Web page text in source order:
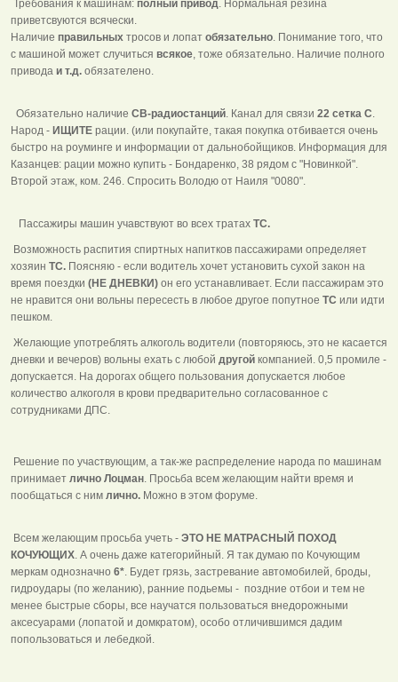
Требования к машинам: полный привод. Нормальная резина
приветсвуются всячески.
Наличие правильных тросов и лопат обязательно. Понимание того, что
с машиной может случиться всякое, тоже обязательно. Наличие полного
привода и т.д. обязателено.
Обязательно наличие СВ-радиостанций. Канал для связи 22 сетка С.
Народ - ИЩИТЕ рации. (или покупайте, такая покупка отбивается очень
быстро на роуминге и информации от дальнобойщиков. Информация для
Казанцев: рации можно купить - Бондаренко, 38 рядом с "Новинкой".
Второй этаж, ком. 246. Спросить Володю от Наиля "0080".
Пассажиры машин учавствуют во всех тратах ТС.
Возможность распития спиртных напитков пассажирами определяет
хозяин ТС. Поясняю - если водитель хочет установить сухой закон на
время поездки (НЕ ДНЕВКИ) он его устанавливает. Если пассажирам это
не нравится они вольны пересесть в любое другое попутное ТС или идти
пешком.
Желающие употреблять алкоголь водители (повторяюсь, это не касается
дневки и вечеров) вольны ехать с любой другой компанией. 0,5 промиле -
допускается. На дорогах общего пользования допускается любое
количество алкоголя в крови предварительно согласованное с
сотрудниками ДПС.
Решение по участвующим, а так-же распределение народа по машинам
принимает лично Лоцман. Просьба всем желающим найти время и
пообщаться с ним лично. Можно в этом форуме.
Всем желающим просьба учеть - ЭТО НЕ МАТРАСНЫЙ ПОХОД
КОЧУЮЩИХ. А очень даже категорийный. Я так думаю по Кочующим
меркам однозначно 6*. Будет грязь, застревание автомобилей, броды,
гидроудары (по желанию), ранние подьемы - поздние отбои и тем не
менее быстрые сборы, все научатся пользоваться внедорожными
аксесуарами (лопатой и домкратом), особо отличившимся дадим
попользоваться и лебедкой.